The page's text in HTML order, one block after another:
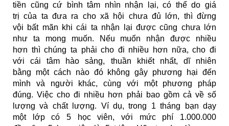
tiền cũng cứ bình tâm nhìn nhận lại, có thể do giá
trị của ta đưa ra cho xã hội chưa đủ lớn, thì đừng
vội bất mãn khi cái ta nhận lại được cũng chưa lớn
như ta mong muốn. Nếu muốn nhận được nhiều
hơn thì chúng ta phải cho đi nhiều hơn nữa, cho đi
với cái tâm hào sảng, thuần khiết nhất, dĩ nhiên
bằng một cách nào đó không gây phương hại đến
mình và người khác, cùng với một phương pháp
đúng. Việc cho đi nhiều hơn phải bao gồm cả về số
lượng và chất lượng. Ví dụ, trong 1 tháng bạn dạy
một lớp có 5 học viên, với mức phí 1.000.000